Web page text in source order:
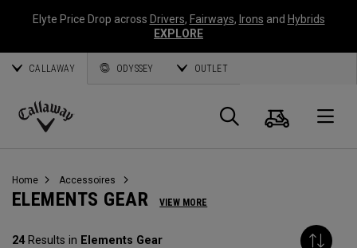
Elyte Price Drop across Drivers, Fairways, Irons and Hybrids
EXPLORE
CALLAWAY ODYSSEY OUTLET
Callaway
Panier
Home Accessoires
ELEMENTS GEAR VIEW MORE
24Results in Elements Gear